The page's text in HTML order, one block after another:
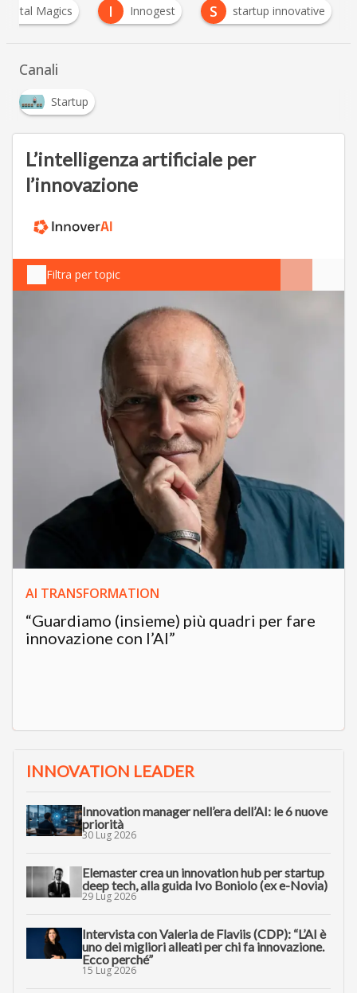
Digital Magics I Innogest S startup innovative
Canali
Startup
L’intelligenza artificiale per
l’innovazione
Filtra per topic
AI TRANSFORMATION
“Guardiamo (insieme) più quadri per fare
innovazione con l’AI”
INNOVATION LEADER
Innovation manager nell’era dell’AI: le 6 nuove
priorità
30 Lug 2026
Elemaster crea un innovation hub per startup
deep tech, alla guida Ivo Boniolo (ex e-Novia)
29 Lug 2026
Intervista con Valeria de Flaviis (CDP): “L’AI è
uno dei migliori alleati per chi fa innovazione.
Ecco perché”
15 Lug 2026